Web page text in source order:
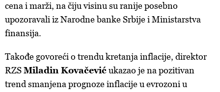
cena i marži, na čiju visinu su ranije posebno
upozoravali iz Narodne banke Srbije i Ministarstva
finansija.
Takođe govoreći o trendu kretanja inflacije, direktor
RZSMiladin Kovačevićukazao je na pozitivan
trend smanjena prognoze inflacije u evrozoni u